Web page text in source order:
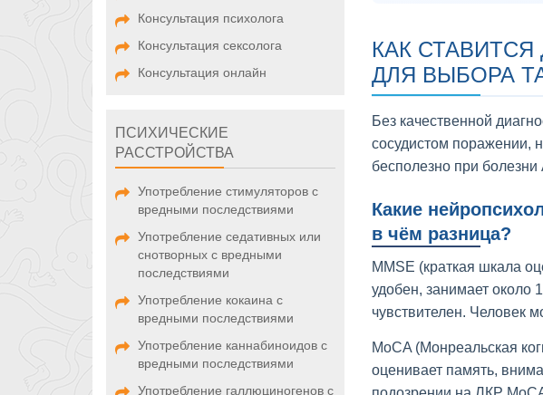
Консультация психолога
Консультация сексолога
Консультация онлайн
ПСИХИЧЕСКИЕ
РАССТРОЙСТВА
Употребление стимуляторов с
вредными последствиями
Употребление седативных или
снотворных с вредными
последствиями
Употребление кокаина с
вредными последствиями
Употребление каннабиноидов с
вредными последствиями
Употребление галлюциногенов с
КАК
ДЛЯ ВЫБОРА
Без качественной
сосудистом поражении,
бесполезно при
Какие
в чём разница?
MMSE (краткая шкала
удобен, занимает около
чувствителен. Человек
MoCA (Монреальская
оценивает память,